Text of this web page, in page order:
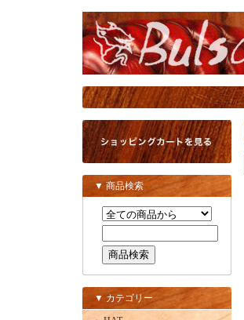
▼ 商品検索
▼ カテゴリー